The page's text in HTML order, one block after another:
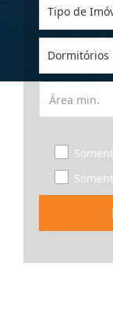
Tipo de
Dormitórios